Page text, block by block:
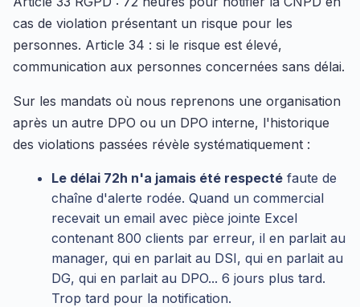
cas de violation présentant un risque pour les
personnes. Article 34 : si le risque est élevé,
communication aux personnes concernées sans délai.
Sur les mandats où nous reprenons une organisation
après un autre DPO ou un DPO interne, l'historique
des violations passées révèle systématiquement :
Le délai 72h n'a jamais été respecté faute de
chaîne d'alerte rodée. Quand un commercial
recevait un email avec pièce jointe Excel
contenant 800 clients par erreur, il en parlait au
manager, qui en parlait au DSI, qui en parlait au
DG, qui en parlait au DPO... 6 jours plus tard.
Trop tard pour la notification.